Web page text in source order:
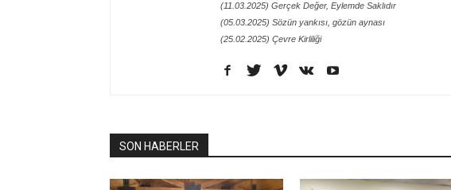
(11.03.2025) Gerçek Değer, Eylemde Saklıdır
(05.03.2025) Sözün yankısı, gözün aynası
(25.02.2025) Çevre Kirliliği
SON HABERLER